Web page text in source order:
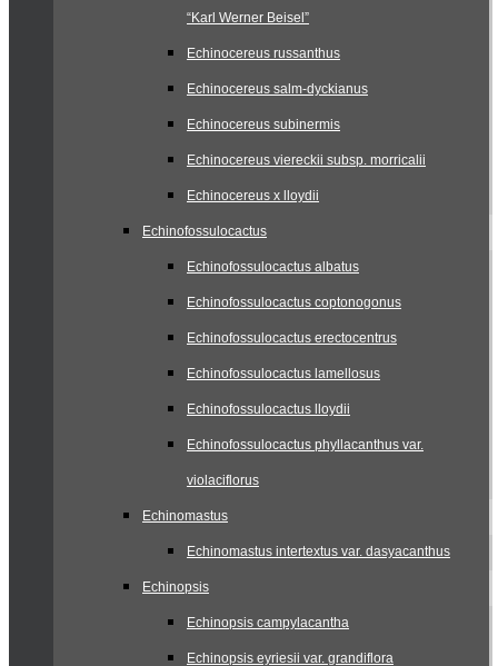
“Karl Werner Beisel”
Echinocereus russanthus
Echinocereus salm-dyckianus
Echinocereus subinermis
Echinocereus viereckii subsp. morricalii
Echinocereus x lloydii
Echinofossulocactus
Echinofossulocactus albatus
Echinofossulocactus coptonogonus
Echinofossulocactus erectocentrus
Echinofossulocactus lamellosus
Echinofossulocactus lloydii
Echinofossulocactus phyllacanthus var.
violaciflorus
Echinomastus
Echinomastus intertextus var. dasyacanthus
Echinopsis
Echinopsis campylacantha
Echinopsis eyriesii var. grandiflora